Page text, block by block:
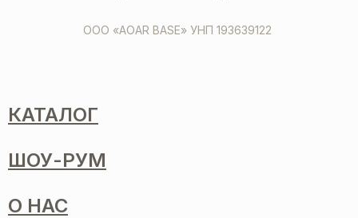
ООО «AOAR BASE» УНП 193639122
КАТАЛОГ
ШОУ-РУМ
О НАС